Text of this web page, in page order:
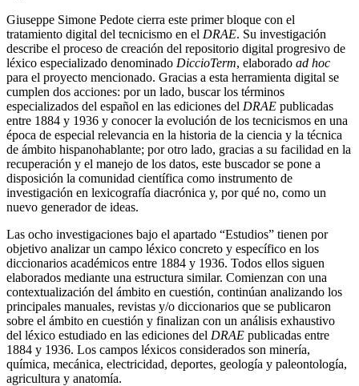
Giuseppe Simone Pedote cierra este primer bloque con el
tratamiento digital del tecnicismo en el DRAE. Su investigación
describe el proceso de creación del repositorio digital progresivo de
léxico especializado denominado DiccioTerm, elaborado ad hoc
para el proyecto mencionado. Gracias a esta herramienta digital se
cumplen dos acciones: por un lado, buscar los términos
especializados del español en las ediciones del DRAE publicadas
entre 1884 y 1936 y conocer la evolución de los tecnicismos en una
época de especial relevancia en la historia de la ciencia y la técnica
de ámbito hispanohablante; por otro lado, gracias a su facilidad en la
recuperación y el manejo de los datos, este buscador se pone a
disposición la comunidad científica como instrumento de
investigación en lexicografía diacrónica y, por qué no, como un
nuevo generador de ideas.
Las ocho investigaciones bajo el apartado “Estudios” tienen por
objetivo analizar un campo léxico concreto y específico en los
diccionarios académicos entre 1884 y 1936. Todos ellos siguen
elaborados mediante una estructura similar. Comienzan con una
contextualización del ámbito en cuestión, continúan analizando los
principales manuales, revistas y/o diccionarios que se publicaron
sobre el ámbito en cuestión y finalizan con un análisis exhaustivo
del léxico estudiado en las ediciones del DRAE publicadas entre
1884 y 1936. Los campos léxicos considerados son minería,
química, mecánica, electricidad, deportes, geología y paleontología,
agricultura y anatomía.